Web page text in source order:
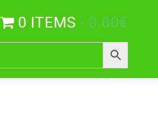
0 ITEMS 0.00€